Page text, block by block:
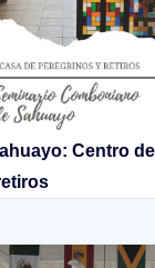
Centro